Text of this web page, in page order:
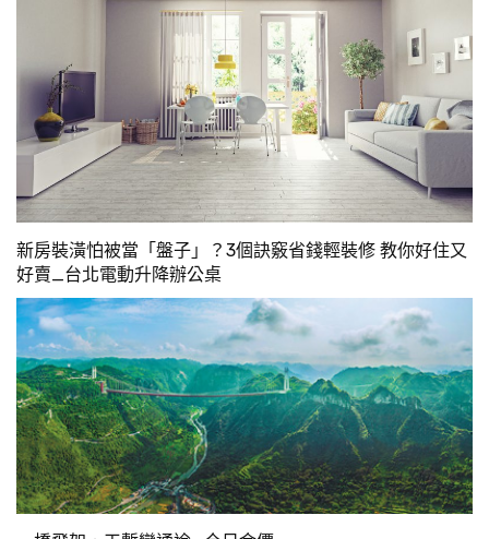
新房裝潢怕被當「盤子」？3個訣竅省錢輕裝修 教你好住又
好賣_台北電動升降辦公桌